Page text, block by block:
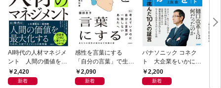
AI時代の人材マネジメ
ント 人間の価値を最
大化する条件
2,420
新着
感性を言葉にする
「自分の言葉」で生き
るための教科書
2,090
新着
パナソニック コネク
ト 大企業をいかに変
えるか
2,200
新着